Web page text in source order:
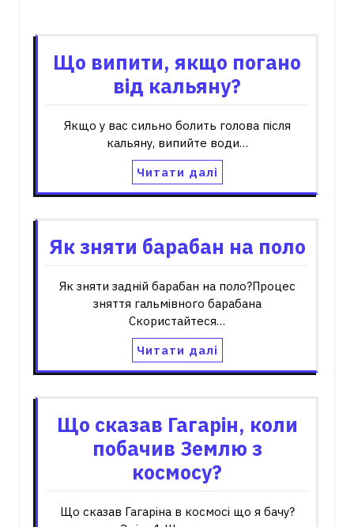
Що випити, якщо погано
від кальяну?
Якщо у вас сильно болить голова після
кальяну, випийте води…
Читати далі
Як зняти барабан на поло
Як зняти задній барабан на поло?Процес
зняття гальмівного барабана
Скористайтеся…
Читати далі
Що сказав Гагарін, коли
побачив Землю з
космосу?
Що сказав Гагаріна в космосі що я бачу?